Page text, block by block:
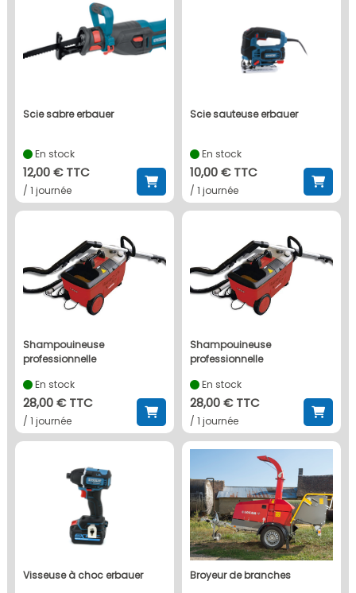
scie sabre erbauer
En stock
12,00 € TTC
/ 1 journée
scie sauteuse erbauer
En stock
10,00 € TTC
/ 1 journée
shampouineuse
professionnelle
En stock
28,00 € TTC
/ 1 journée
shampouineuse
professionnelle
En stock
28,00 € TTC
/ 1 journée
visseuse à choc erbauer broyeur de branches